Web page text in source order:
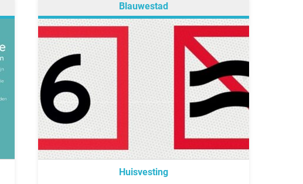
Blauwestad
Huisvesting